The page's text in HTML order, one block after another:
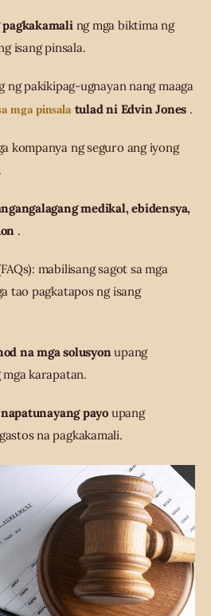
ng mga biktima ng
isang pinsala.
pakikipag-ugnayan nang maaga
mga pinsala tulad ni Edvin Jones .
kompanya ng seguro ang iyong
medikal, ebidensya,
.
mabilisang sagot sa mga
tao pagkatapos ng isang
na mga solusyonupang
karapatan.
payo upang
na pagkakamali.